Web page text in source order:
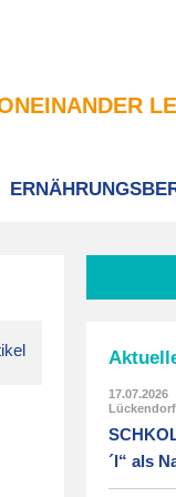
17.07.2026
Lückendorf
´l“ als